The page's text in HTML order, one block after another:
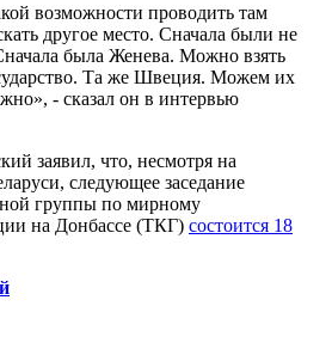
возможности проводить там
другое место. Сначала были не
была Женева. Можно взять
Та же Швеция. Можем их
- сказал он в интервью
заявил, что, несмотря на
следующее заседание
группы по мирному
на Донбассе (ТКГ) состоится 18